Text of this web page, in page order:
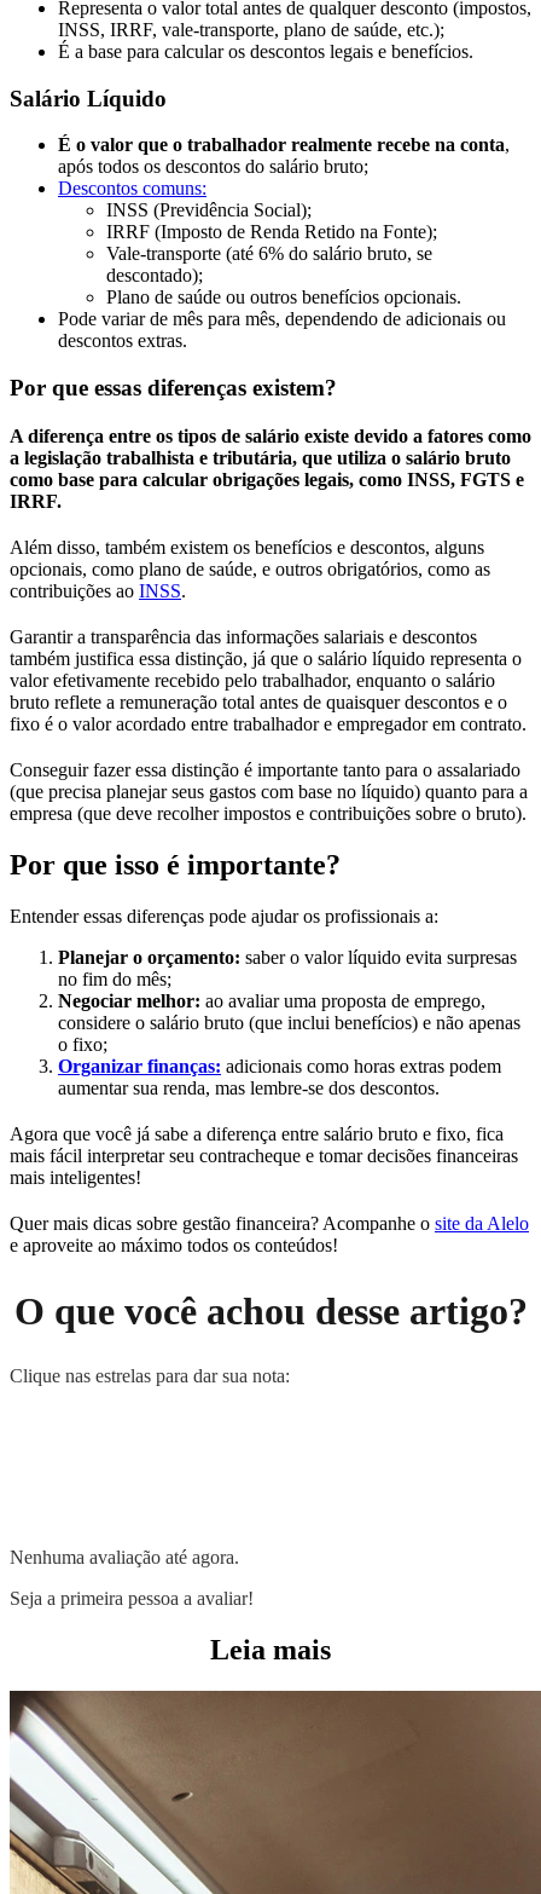
Representa o valor total antes de qualquer desconto (impostos,
INSS, IRRF, vale-transporte, plano de saúde, etc.);
É a base para calcular os descontos legais e benefícios.
Salário Líquido
É o valor que o trabalhador realmente recebe na conta,
após todos os descontos do salário bruto;
Descontos comuns:
INSS (Previdência Social);
IRRF (Imposto de Renda Retido na Fonte);
Vale-transporte (até 6% do salário bruto, se
descontado);
Plano de saúde ou outros benefícios opcionais.
Pode variar de mês para mês, dependendo de adicionais ou
descontos extras.
Por que essas diferenças existem?
A diferença entre os tipos de salário existe devido a fatores como
a legislação trabalhista e tributária, que utiliza o salário bruto
como base para calcular obrigações legais, como INSS, FGTS e
IRRF.
Além disso, também existem os benefícios e descontos, alguns
opcionais, como plano de saúde, e outros obrigatórios, como as
contribuições ao INSS.
Garantir a transparência das informações salariais e descontos
também justifica essa distinção, já que o salário líquido representa o
valor efetivamente recebido pelo trabalhador, enquanto o salário
bruto reflete a remuneração total antes de quaisquer descontos e o
fixo é o valor acordado entre trabalhador e empregador em contrato.
Conseguir fazer essa distinção é importante tanto para o assalariado
(que precisa planejar seus gastos com base no líquido) quanto para a
empresa (que deve recolher impostos e contribuições sobre o bruto).
Por que isso é importante?
Entender essas diferenças pode ajudar os profissionais a:
Planejar o orçamento: saber o valor líquido evita surpresas
no fim do mês;
Negociar melhor: ao avaliar uma proposta de emprego,
considere o salário bruto (que inclui benefícios) e não apenas
o fixo;
Organizar finanças: adicionais como horas extras podem
aumentar sua renda, mas lembre-se dos descontos.
Agora que você já sabe a diferença entre salário bruto e fixo, fica
mais fácil interpretar seu contracheque e tomar decisões financeiras
mais inteligentes!
Quer mais dicas sobre gestão financeira? Acompanhe o site da Alelo
e aproveite ao máximo todos os conteúdos!
O que você achou desse artigo?
Clique nas estrelas para dar sua nota:
Nenhuma avaliação até agora.
Seja a primeira pessoa a avaliar!
Leia mais